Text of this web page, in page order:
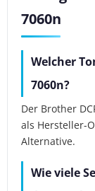
7060n
Welcher
7060n?
Der Brother
als Hersteller-
Alternative.
Wie viele